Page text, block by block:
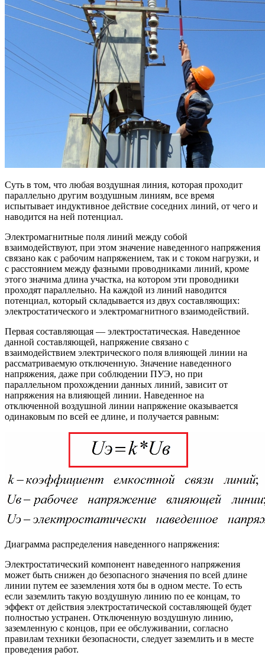
Суть в том, что любая воздушная линия, которая проходит
параллельно другим воздушным линиям, все время
испытывает индуктивное действие соседних линий, от чего и
наводится на ней потенциал.
Электромагнитные поля линий между собой
взаимодействуют, при этом значение наведенного напряжения
связано как с рабочим напряжением, так и с током нагрузки, и
с расстоянием между фазными проводниками линий, кроме
этого значима длина участка, на котором эти проводники
проходят параллельно. На каждой из линий наводится
потенциал, который складывается из двух составляющих:
электростатического и электромагнитного взаимодействий.
Первая составляющая — электростатическая. Наведенное
данной составляющей, напряжение связано с
взаимодействием электрического поля влияющей линии на
рассматриваемую отключенную. Значение наведенного
напряжения, даже при соблюдении ПУЭ, но при
параллельном прохождении данных линий, зависит от
напряжения на влияющей линии. Наведенное на
отключенной воздушной линии напряжение оказывается
одинаковым по всей ее длине, и получается равным:
Диаграмма распределения наведенного напряжения:
Электростатический компонент наведенного напряжения
может быть снижен до безопасного значения по всей длине
линии путем ее заземления хотя бы в одном месте. То есть
если заземлить такую воздушную линию по ее концам, то
эффект от действия электростатической составляющей будет
полностью устранен. Отключенную воздушную линию,
заземленную с концов, при ее обслуживании, согласно
правилам техники безопасности, следует заземлить и в месте
проведения работ.